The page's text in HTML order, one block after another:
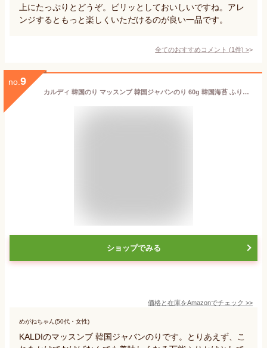
上にたっぷりとどうぞ。ビリッとしておいしいですね。アレ
ンジするともっと楽しくいただけるのが良い一品です。
全てのおすすめコメント (1件) >
no. 9
カルディ 韓国のり マッスンブ 韓国ジャバンのり 60g 韓国海苔 ふりかけ 海苔 のり ふりかけ海苔 乾のり 味付のり
ショップでみる
価格と在庫をAmazonでチェック >>
めがねちゃん(50代・女性)
KALDIのマッスンブ 韓国ジャバンのりです。とりあえず、こ